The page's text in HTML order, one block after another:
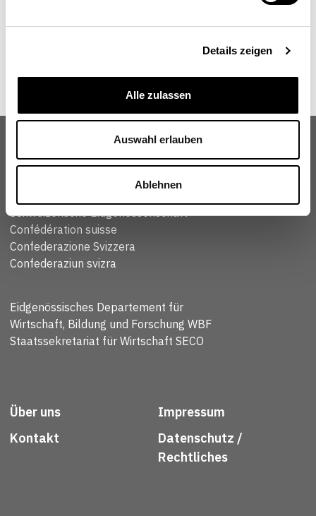
Details zeigen
Alle zulassen
Auswahl erlauben
Ablehnen
Schweizerische Eidgenossenschaft
Confédération suisse
Confederazione Svizzera
Confederaziun svizra
Eidgenössisches Departement für
Wirtschaft, Bildung und Forschung WBF
Staatssekretariat für Wirtschaft SECO
Über uns
Kontakt
Impressum
Datenschutz /
Rechtliches